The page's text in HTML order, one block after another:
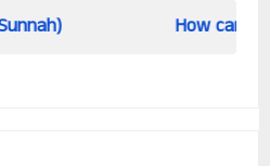
How can a single God